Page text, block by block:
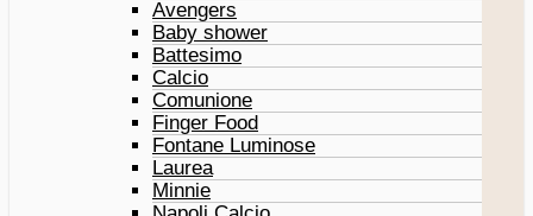
Avengers
Baby shower
Battesimo
Calcio
Comunione
Finger Food
Fontane Luminose
Laurea
Minnie